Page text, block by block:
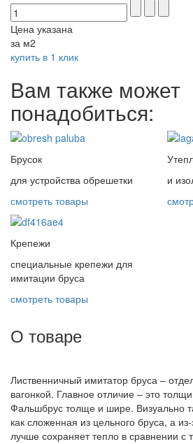
Цена указана
за м2
купить в 1 клик
Вам также может
понадобиться:
Брусок
для устройства обрешетки
смотреть товары
и
Крепежи
специальные крепежи для
имитации бруса
смотреть товары
О товаре
Лиственничный имитатор бруса –
вагонкой. Главное отличие – это
Фальшбрус толще и шире. Визуально
как сложенная из цельного бруса, а
лучше сохраняет тепло в сравнении с